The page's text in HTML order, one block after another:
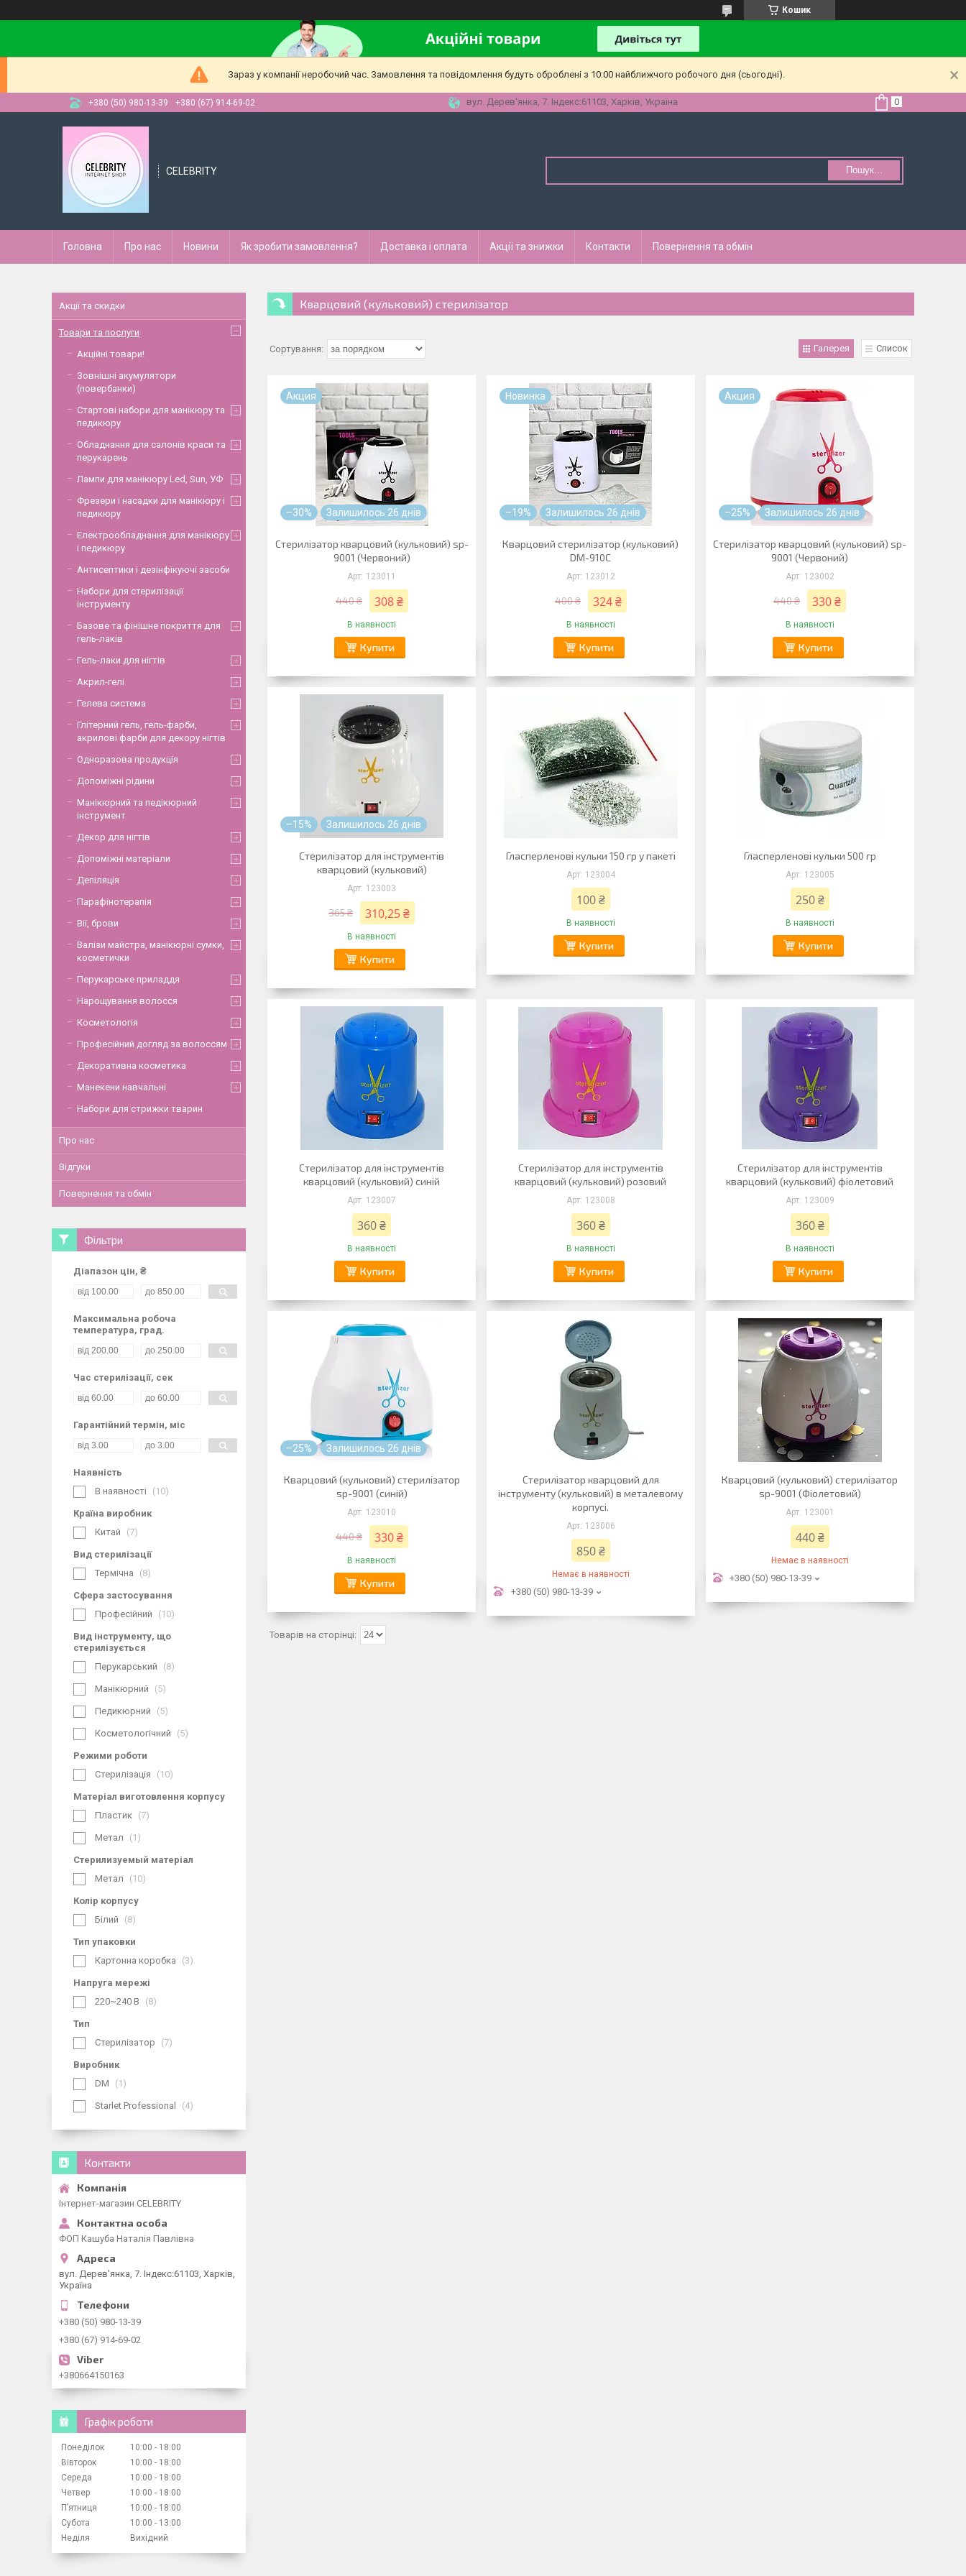
Кошик
Зараз у компанії неробочий час. Замовлення та повідомлення будуть оброблені з 10:00 найближчого робочого дня (сьогодні).
+380 (50) 980-13-39 +380 (67) 914-69-02 вул. Дерев'янка, 7. Індекс:61103, Харків, Україна
CELEBRITY Пошук...
Головна Про нас Новини Як зробити замовлення? Доставка і оплата Акції та знижки Контакти Повернення та обмін
Кварцовий (кульковий) стерилізатор
Галерея Список
Акция
–30% Залишилось 26 днів
Стерилізатор кварцовий (кульковий) sp-
9001 (Червоний)
123011
440 ₴ 308 ₴
В наявності
Купити
Новинка
–19% Залишилось 26 днів
Кварцовий стерилізатор (кульковий)
DM-910C
123012
400 ₴ 324 ₴
В наявності
Купити
Акция
–25% Залишилось 26 днів
Стерилізатор кварцовий (кульковий) sp-
9001 (Червоний)
123002
440 ₴ 330 ₴
В наявності
Купити
–15% Залишилось 26 днів
Стерилізатор для інструментів
кварцовий (кульковий)
123003
365 ₴ 310,25 ₴
В наявності
Купити
Гласперленові кульки 150 гр у пакеті
123004
100 ₴
В наявності
Купити
Гласперленові кульки 500 гр
123005
250 ₴
В наявності
Купити
Стерилізатор для інструментів
кварцовий (кульковий) синій
123007
360 ₴
В наявності
Купити
Стерилізатор для інструментів
кварцовий (кульковий) розовий
123008
360 ₴
В наявності
Купити
Стерилізатор для інструментів
кварцовий (кульковий) фіолетовий
123009
360 ₴
В наявності
Купити
–25% Залишилось 26 днів
Кварцовий (кульковий) стерилізатор
sp-9001 (синій)
123010
440 ₴ 330 ₴
В наявності
Купити
Стерилізатор кварцовий для
інструменту (кульковий) в металевому
корпусі.
123006
850 ₴
Немає в наявності
+380 (50) 980-13-39
Кварцовий (кульковий) стерилізатор
sp-9001 (Фіолетовий)
123001
440 ₴
Немає в наявності
+380 (50) 980-13-39
Акції та скидки
Товари та послуги
Акційні товари!
Зовнішні акумулятори
(повербанки)
Стартові набори для манікюру та
педикюру
Обладнання для салонів краси та
перукарень
Лампи для манікюру Led, Sun, УФ
Фрезери і насадки для манікюру і
педикюру
Електрообладнання для манікюру
і педикюру
Антисептики і дезінфікуючі засоби
Набори для стерилізації
інструменту
Базове та фінішне покриття для
гель-лаків
Гель-лаки для нігтів
Акрил-гелі
Гелева система
Глітерний гель, гель-фарби,
акрилові фарби для декору нігтів
Одноразова продукція
Допоміжні рідини
Манікюрний та педікюрний
інструмент
Декор для нігтів
Допоміжні матеріали
Депіляція
Парафінотерапія
Вії, брови
Валізи майстра, манікюрні сумки,
косметички
Перукарське приладдя
Нарощування волосся
Косметологія
Професійний догляд за волоссям
Декоративна косметика
Манекени навчальні
Набори для стрижки тварин
Про нас
Відгуки
Повернення та обмін
Фільтри
Діапазон цін, ₴
Максимальна робоча
температура, град.
Час стерилізації, сек
Гарантійний термін, міс
Наявність
В наявності
10
Країна виробник
Китай
7
Вид стерилізації
Термічна
8
Сфера застосування
Професійний
10
Вид інструменту, що
стерилізується
Перукарський
8
Манікюрний 5
Педикюрний 5
Косметологічний 5
Режими роботи
Стерилізація
10
Матеріал виготовлення корпусу
Пластик
7
Метал 1
Стерилизуемый матеріал
Метал
10
Колір корпусу
Білий
8
Тип упаковки
Картонна коробка
3
Напруга мережі
220~240 В
8
Тип
Стерилізатор
7
Виробник
DM
1
Starlet Professional 4
Контакти
Інтернет-магазин CELEBRITY
ФОП Кашуба Наталія Павлівна
вул. Дерев'янка, 7. Індекс:61103, Харків,
Україна
+380 (50) 980-13-39
+380 (67) 914-69-02
+380664150163
Графік роботи
Понеділок 10:00
18:00
Вівторок
10:00
18:00
Середа
10:00
18:00
Четвер
10:00
18:00
Пʼятниця
10:00
18:00
Субота
10:00
13:00
Неділя
Вихідний